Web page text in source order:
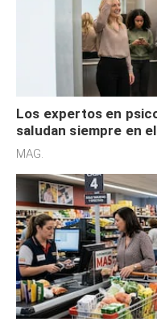
Los expertos en
saludan siempre en
defensiva y tienen
MAG.